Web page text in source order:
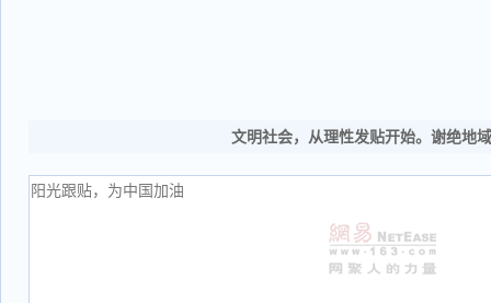
文明社会，从理性发贴开始。谢绝地